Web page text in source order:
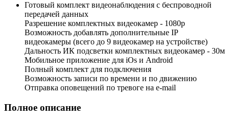
Готовый комплект видеонаблюдения с беспроводной
передачей данных
Разрешение комплектных видеокамер - 1080p
Возможность добавлять дополнительные IP
видеокамеры (всего до 9 видеокамер на устройстве)
Дальность ИК подсветки комплектных видеокамер - 30м
Мобильное приложение для iOs и Android
Полный комплект для подключения
Возможность записи по времени и по движению
Отправка оповещений по тревоге на e-mail
Полное описание